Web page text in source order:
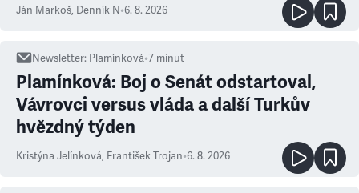
Ján Markoš, Denník N•6. 8. 2026
Newsletter: Plamínková•7 minut
Plamínková: Boj o Senát odstartoval,
Vávrovci versus vláda a další Turkův
hvězdný týden
Kristýna Jelínková, František Trojan•6. 8. 2026